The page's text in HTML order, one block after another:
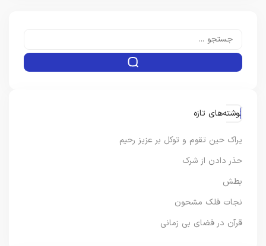
نوشته‌های تازه
یراک حین تقوم و توکل بر عزیز رحیم
حذر دادن از شرک
بطش
نجات فلک مشحون
قرآن در فضای بی زمانی